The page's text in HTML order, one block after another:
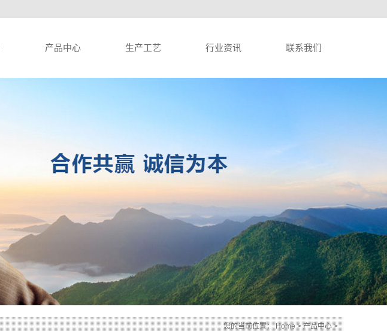
产品中心 生产工艺 行业资讯 联系我们
您的当前位置：Home>产品中心>